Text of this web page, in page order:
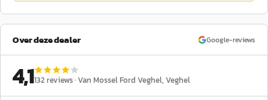
Over deze dealer Google-reviews
4,1132 reviews ·Van Mossel Ford Veghel, Veghel